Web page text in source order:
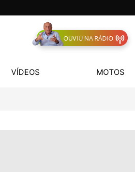
OUVIU NA RÁDIO
VÍDEOS MOTOS